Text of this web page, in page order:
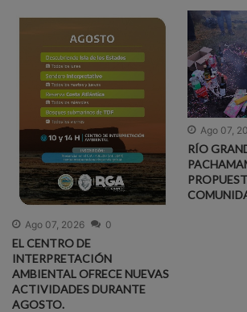
Ago 07, 2026 0
EL CENTRO DE
INTERPRETACIÓN
AMBIENTAL OFRECE NUEVAS
ACTIVIDADES DURANTE
AGOSTO.
Ago 07,
RÍO